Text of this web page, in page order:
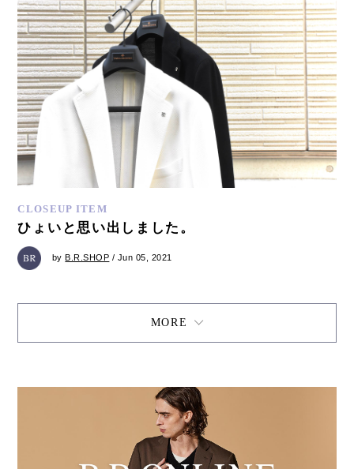
CLOSEUP ITEM
ひょいと思い出しました。
by B.R.SHOP / Jun 05, 2021
MORE